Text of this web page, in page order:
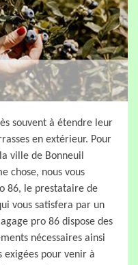
souvent à étendre leur
en extérieur. Pour
ville de Bonneuil
chose, nous vous
86, le prestataire de
vous satisfera par un
pro 86 dispose des
nécessaires ainsi
exigées pour venir à